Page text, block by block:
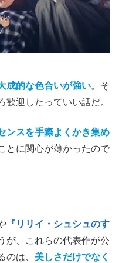
成的な色合いが強い。そ
迎したっていい話だ。
ンスを手際よくかき集め
とに関心が薄かったので
『リリイ・シュシュのす
が、これらの代表作が公
のは、 美しさだけでなく